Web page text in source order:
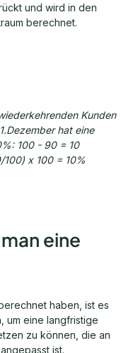
und wird in den
berechnet.
Kunden
hat eine
100 - 90 = 10
100) x 100 = 10%
eine
haben, ist es
um eine langfristige
zu können, die an
ist.